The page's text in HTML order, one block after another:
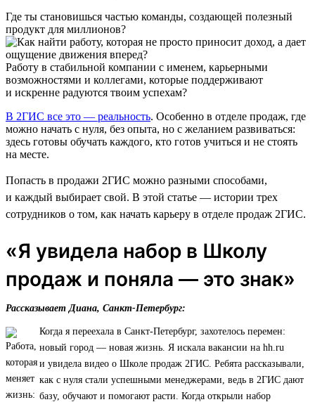
Где ты становишься частью команды, создающей полезный
продукт для миллионов?
Работу в стабильной компании с именем, карьерными
возможностями и коллегами, которые поддерживают
и искренне радуются твоим успехам?
В 2ГИС все это — реальность. Особенно в отделе продаж, где
можно начать с нуля, без опыта, но с желанием развиваться:
здесь готовы обучать каждого, кто готов учиться и не стоять
на месте.
Попасть в продажи 2ГИС можно разными способами,
и каждый выбирает свой. В этой статье — истории трех
сотрудников о том, как начать карьеру в отделе продаж 2ГИС.
«Я увидела набор в Школу
продаж и поняла — это знак»
Рассказывает Диана, Санкт-Петербург:
Когда я переехала в Санкт-Петербург, захотелось перемен:
новый город — новая жизнь. Я искала вакансии на hh.ru
и увидела видео о Школе продаж 2ГИС. Ребята рассказывали,
как с нуля стали успешными менеджерами, ведь в 2ГИС дают
базу, обучают и помогают расти. Когда открыли набор